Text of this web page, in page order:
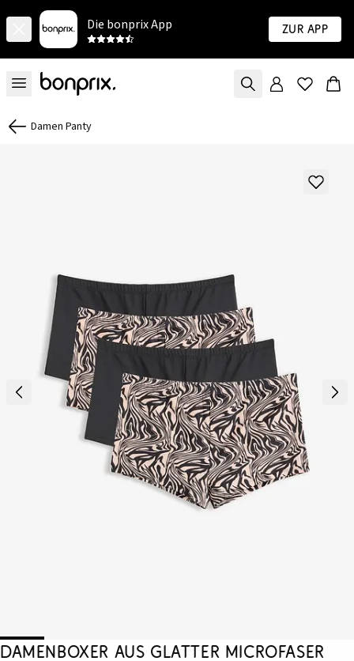
Die bonprix App Zur App
Damen Panty
Damenboxer aus glatter Microfaser